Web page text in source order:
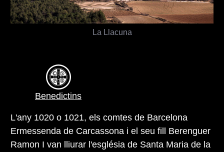
La Llacuna
Benedictins
L'any 1020 o 1021, els comtes de Barcelona
Ermessenda de Carcassona i el seu fill Berenguer
Ramon I van lliurar l'església de Santa Maria de la